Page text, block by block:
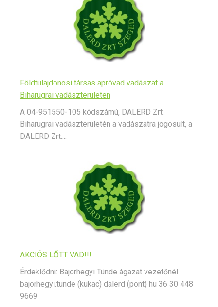
Földtulajdonosi társas apróvad vadászat a
Biharugrai vadászterületen
A 04-951550-105 kódszámú, DALERD Zrt.
Biharugrai vadászterületén a vadászatra jogosult, a
DALERD Zrt....
AKCIÓS LŐTT VAD!!!
Érdeklődni: Bajorhegyi Tünde ágazat vezetőnél
bajorhegyi.tunde (kukac) dalerd (pont) hu 36 30 448
9669